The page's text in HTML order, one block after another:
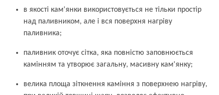
в якості кам'янки використовується не тільки простір
над паливником, але і вся поверхня нагріву
паливника;
паливник оточує сітка, яка повністю заповнюється
камінням та утворює загальну, масивну кам'янку;
велика площа зіткнення каміння з поверхнею нагріву,